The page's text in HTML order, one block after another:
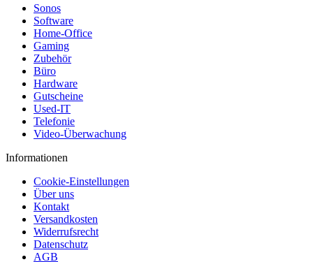
Sonos
Software
Home-Office
Gaming
Zubehör
Büro
Hardware
Gutscheine
Used-IT
Telefonie
Video-Überwachung
Informationen
Cookie-Einstellungen
Über uns
Kontakt
Versandkosten
Widerrufsrecht
Datenschutz
AGB